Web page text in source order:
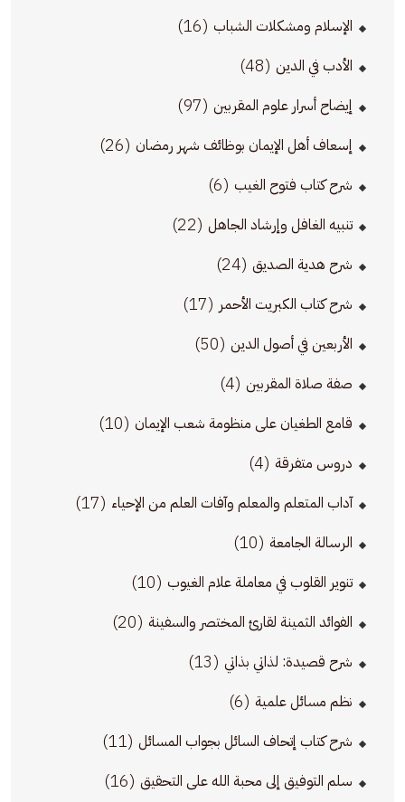
الإسلام ومشكلات الشباب (16)
الأدب في الدين (48)
إيضاح أسرار علوم المقربين (97)
إسعاف أهل الإيمان بوظائف شهر رمضان (26)
شرح كتاب فتوح الغيب (6)
تنبيه الغافل وإرشاد الجاهل (22)
شرح هدية الصديق (24)
شرح كتاب الكبريت الأحمر (17)
الأربعين في أصول الدين (50)
صفة صلاة المقربين (4)
قامع الطغيان على منظومة شعب الإيمان (10)
دروس متفرقة (4)
آداب المتعلم والمعلم وآفات العلم من الإحياء (17)
الرسالة الجامعة (10)
تنوير القلوب في معاملة علام الغيوب (10)
الفوائد الثمينة لقارئ المختصر والسفينة (20)
شرح قصيدة: لذاتي بذاتي (13)
نظم مسائل علمية (6)
شرح كتاب إتحاف السائل بجواب المسائل (11)
سلم التوفيق إلى محبة الله على التحقيق (16)